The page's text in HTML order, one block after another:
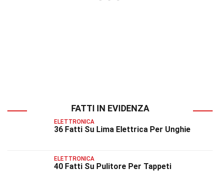
FATTI IN EVIDENZA
ELETTRONICA
36 Fatti Su Lima Elettrica Per Unghie
ELETTRONICA
40 Fatti Su Pulitore Per Tappeti